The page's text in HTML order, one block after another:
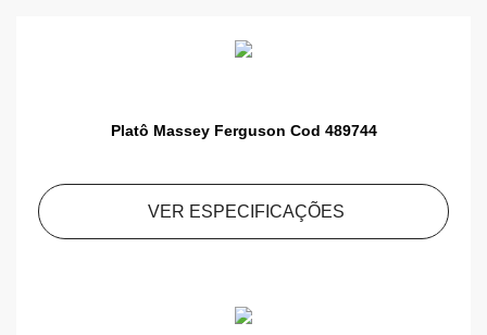
Platô Massey Ferguson Cod 489744
VER ESPECIFICAÇÕES